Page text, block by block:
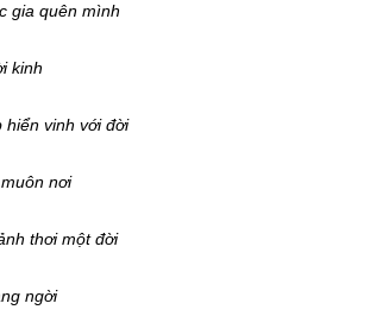
gia quên mình
kinh
hiển vinh với đời
nơi
thơi một đời
ngời